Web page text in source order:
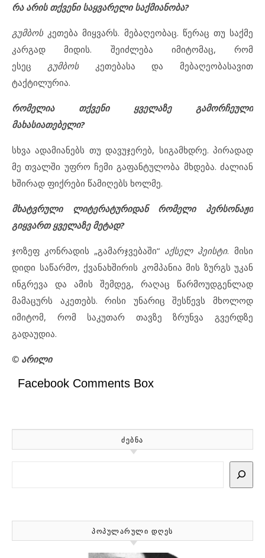
რა არის თქვენი საყვარელი საქმიანობა?
გუმბოს კეთება მიყვარს. მებაღეობაც. წერაც თუ საქმე
კარგად მიდის. შეიძლება იმიტომაც, რომ
ესეც გუმბოს კეთებასა და მებაღეობასავით
ტაქტილურია.
რომელია თქვენი ყველაზე გამორჩეული
მახასიათებელი?
სხვა ადამიანებს თუ დავუჯერებ, სიგამხდრე. პირადად
მე თვალში უფრო ჩემი გაფანტულობა მხდება. ძალიან
ხშირად ფიქრები წამიღებს ხოლმე.
მხატვრული ლიტერატურიდან რომელი პერსონაჟი
გიყვართ ყველაზე მეტად?
ჯოზეფ კონრადის „გამარჯვებაში“ აქსელ ჰეისტი. მისი
დიდი საწარმო, ქვანახშირის კომპანია მის ზურგს უკან
ინგრევა და ამის შემდეგ, რაღაც წარმოუდგენლად
მამაცურს აკეთებს. რისი უნარიც შესწევს მხოლოდ
იმიტომ, რომ საკუთარ თავზე ზრუნვა გვერდზე
გადაუდია.
© არილი
Facebook Comments Box
ᲫᲔᲑᲜᲐ
ᲞᲝᲞᲣᲚᲐᲠᲣᲚᲘ ᲓᲦᲔᲡ